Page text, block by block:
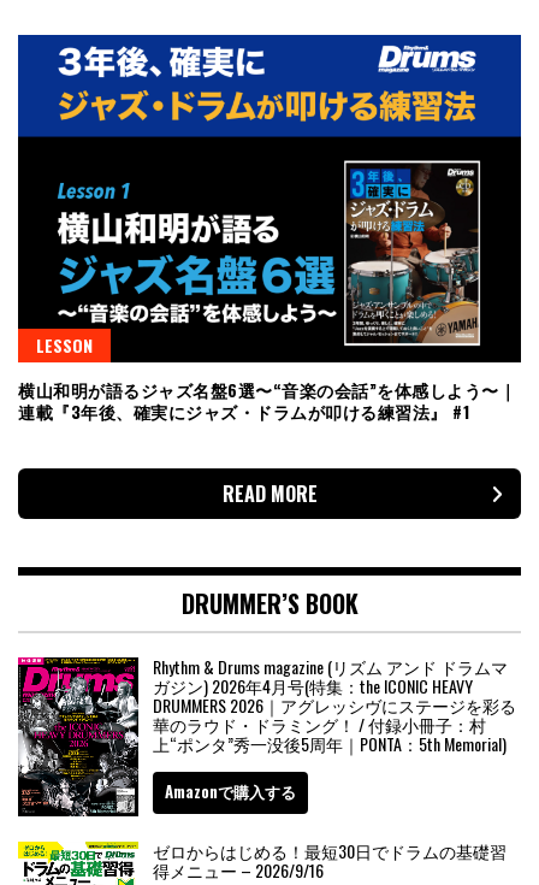
LESSON
横山和明が語るジャズ名盤6選〜“音楽の会話”を体感しよう〜｜
連載『3年後、確実にジャズ・ドラムが叩ける練習法』 #1
READ MORE
DRUMMER’S BOOK
Rhythm & Drums magazine (リズム アンド ドラムマ
ガジン) 2026年4月号(特集：the ICONIC HEAVY
DRUMMERS 2026｜アグレッシヴにステージを彩る
華のラウド・ドラミング！ / 付録小冊子：村
上“ポンタ”秀一没後5周年｜PONTA：5th Memorial)
Amazonで購入する
ゼロからはじめる！最短30日でドラムの基礎習
得メニュー – 2026/9/16